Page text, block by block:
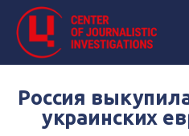
Россия
украинских